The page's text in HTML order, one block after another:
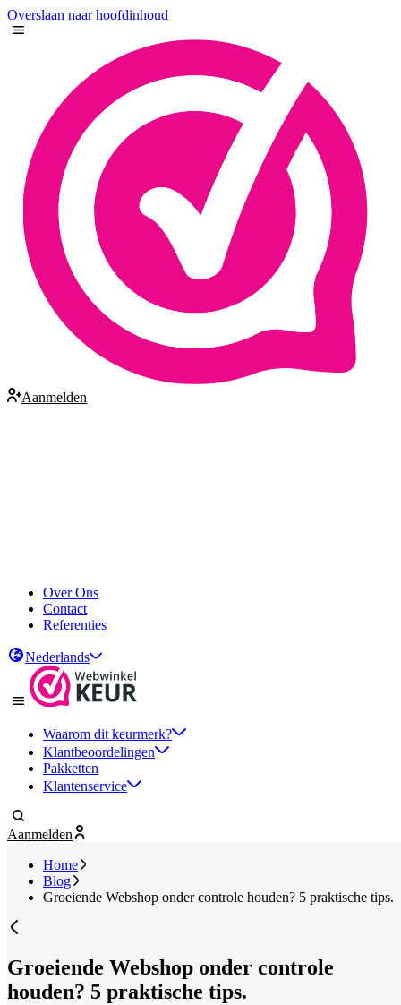
Overslaan naar hoofdinhoud
Aanmelden
Over Ons
Contact
Referenties
Nederlands
Waarom dit keurmerk?
Klantbeoordelingen
Pakketten
Klantenservice
Aanmelden
Home
Blog
Groeiende Webshop onder controle houden? 5 praktische tips.
Groeiende Webshop onder controle
houden? 5 praktische tips.